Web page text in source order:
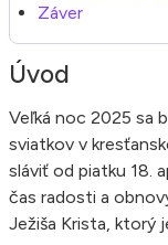
Záver
Úvod
Veľká noc 2025 sa
sviatkov v
sláviť od piatku 18.
čas radosti a
Ježiša Krista, ktorý